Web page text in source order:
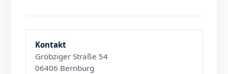
Kontakt
Gröbziger Straße 54
06406 Bernburg